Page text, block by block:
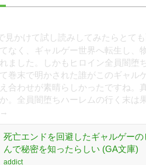
見かけて試し読みしてみたらとて
なく、ギャルゲー世界へ転生し、
ました。しかもヒロイン全員闇堕
巻末で明かされた誰がこのギャル
合わせが素晴らしかったですね。
。全員闇堕ちハーレムの行く末は
死亡エンドを回避したギャルゲー
んで秘密を知ったらしい (GA文庫)
addict